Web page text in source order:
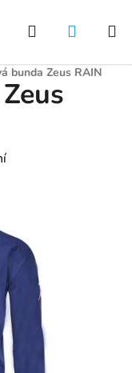
Hledat
bunda Zeus RAIN